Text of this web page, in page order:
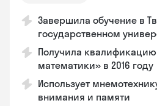
Завершила обучение в
государственном
Получила квалификацию
математики» в 2016 году
Использует
внимания и памяти